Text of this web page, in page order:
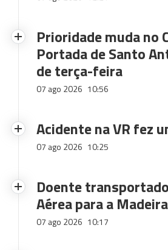
Prioridade muda no
Portada de Santo
de terça-feira
07 ago 2026 10:56
Acidente na VR fez
07 ago 2026 10:25
Doente
Aérea para a Madeira
07 ago 2026 10:17